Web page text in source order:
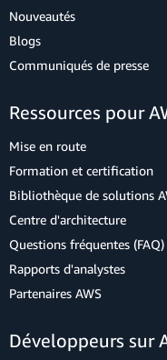
Nouveautés
Blogs
Communiqués de presse
Ressources pour
Mise en route
Formation et certification
Bibliothèque de solutions
Centre d'architecture
Questions fréquentes
Rapports d'analystes
Partenaires AWS
Développeurs sur